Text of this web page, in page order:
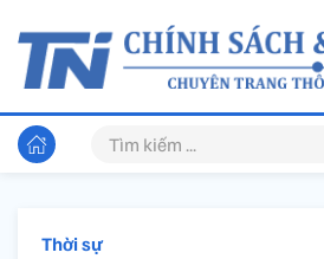
Thời sự